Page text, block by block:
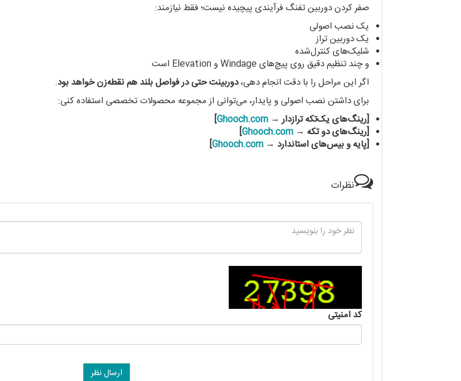
صفر کردن دوربین تفنگ فرآیندی پیچیده نیست؛ فقط نیازمند:
یک نصب اصولی
یک دوربین تراز
شلیک‌های کنترل‌شده
و چند تنظیم دقیق روی پیچ‌های Windage و Elevation است
اگر این مراحل را با دقت انجام دهی،دوربینت حتی در فواصل بلند هم نقطه‌زن خواهد بود.
برای داشتن نصب اصولی و پایدار، می‌توانی از مجموعه محصولات تخصصی استفاده کنی:
[رینگ‌های یک‌تکه ترازدار → Ghooch.com
]
[رینگ‌های دو تکه → Ghooch.com
]
[پایه و بیس‌های استاندارد → Ghooch.com
]
نظرات
کد امنیتی
ارسال نظر